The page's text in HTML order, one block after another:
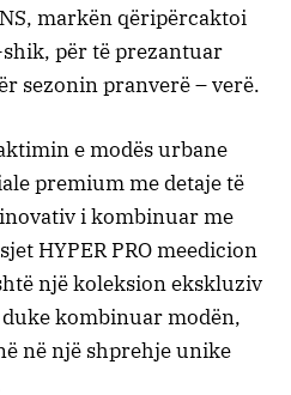
, markënqëripërcaktoi
, përtëprezantuar
sezoninpranverë–verë.
emodësurbane
premiummedetajetë
inovativikombinuarme
HYPER PROmeedicion
njëkoleksionekskluziv
dukekombinuarmodën,
nënjë shprehjeunike